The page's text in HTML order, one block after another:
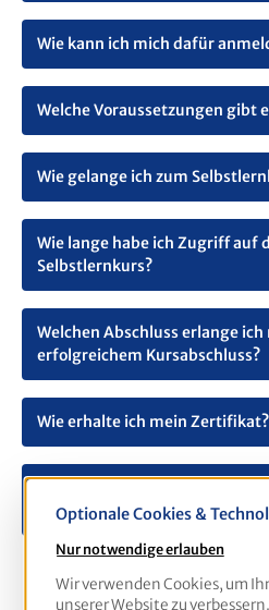
Zugang und Ablauf
Die Bearbeitung Ihrer
dieZugangsdaten zur
flexibler Selbstlernkurs
unabhängig absolviert
Fordern Sie jetzt Ihren
Demokurs an!
Demokurs anfordern
Ihr Nutzen auf einen
MVAS 99 Schulung online
MVAS Zertifikat online
Wissensabfrage
Praxisnahe Inhalte für
Sicherheitsbeauftragte
Fachkräfte
Wiederholbare
Nachweisführung
Geeignet für alle, die mit
Wie kann ich mich dafür
Welche Voraussetzungen gibt
Wie gelange ich zum
Wie lange habe ich Zugriff auf
Selbstlernkurs?
Welchen Abschluss erlange ich
erfolgreichem Kursabschluss?
Wie erhalte ich mein Zertifikat?
buchen?
Nur notwendige erlauben
Optionale Cookies &
Wir verwenden Cookies, um
unserer Website zu